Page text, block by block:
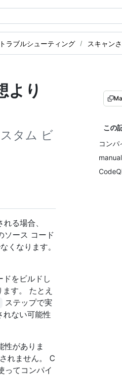
ラブルシューティング スキャン
より
タム ビ
この
コンパ
る場合、
ソース コード
くなります。
をビルドし
す。 たとえ
ステップで実
れない可能性
性がありま
れません。 C
ってコンパイ